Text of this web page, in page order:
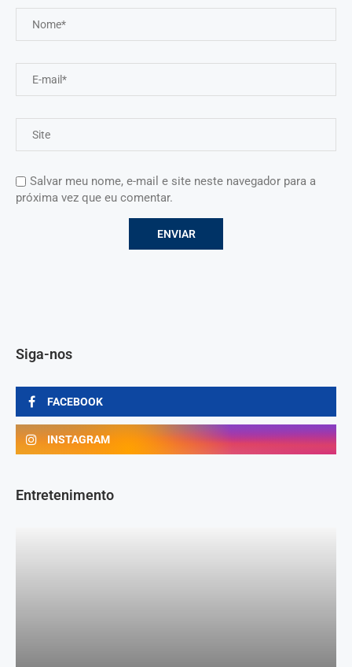
Salvar meu nome, e-mail e site neste navegador para a
próxima vez que eu comentar.
Siga-nos
FACEBOOK
INSTAGRAM
Entretenimento